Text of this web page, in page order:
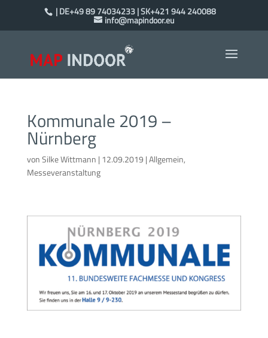
| DE+49 89 74034233 | SK+421 944 240088
info@mapindoor.eu
Kommunale 2019 –
Nürnberg
vonSilke Wittmann | 12.09.2019 |Allgemein,
Messeveranstaltung